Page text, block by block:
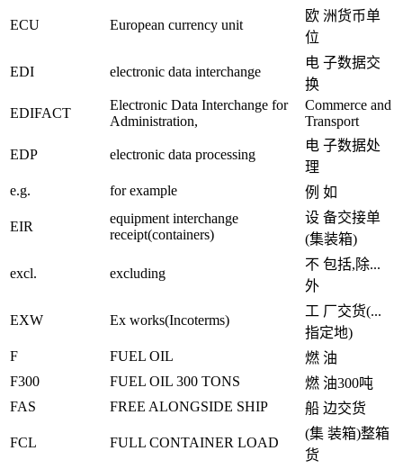
ECU European currency unit
欧 洲货币单
位
EDI electronic data interchange
电 子数据交
换
EDIFACT
Electronic Data Interchange for
Administration,
Commerce and
Transport
EDP electronic data processing
电 子数据处
理
e.g.
for example 例 如
EIR
equipment interchange
receipt(containers)
设 备交接单
(集装箱)
excl. excluding
不 包括,除...
外
EXW Ex works(Incoterms)
工 厂交货(...
指定地)
F
FUEL OIL
燃 油
F300
FUEL OIL 300 TONS
燃 油300吨
FAS
FREE ALONGSIDE SHIP 船 边交货
FCL FULL CONTAINER LOAD
(集 装箱)整箱
货